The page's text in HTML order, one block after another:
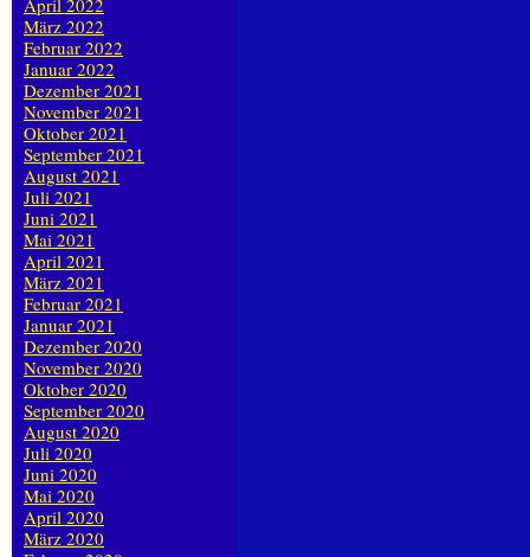
April 2022
März 2022
Februar 2022
Januar 2022
Dezember 2021
November 2021
Oktober 2021
September 2021
August 2021
Juli 2021
Juni 2021
Mai 2021
April 2021
März 2021
Februar 2021
Januar 2021
Dezember 2020
November 2020
Oktober 2020
September 2020
August 2020
Juli 2020
Juni 2020
Mai 2020
April 2020
März 2020